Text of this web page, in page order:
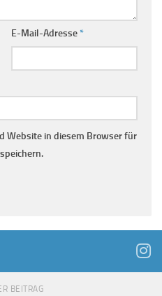
E-Mail-Adresse*
Website in diesem Browser für
BEITRAG